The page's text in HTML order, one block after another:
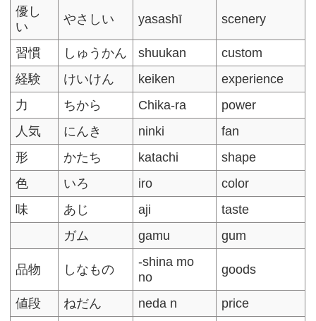
優し
い
やさしい yasashī scenery
習慣 しゅうかん shuukan
custom
経験
けいけん keiken
experience
力
ちから Chika-ra
power
人気
にんき ninki
fan
形
かたち katachi
shape
色
いろ iro
color
味
あじ aji
taste
ガム
gamu gum
品物 しなもの
-shina mo
no
goods
値段 ねだん neda n price